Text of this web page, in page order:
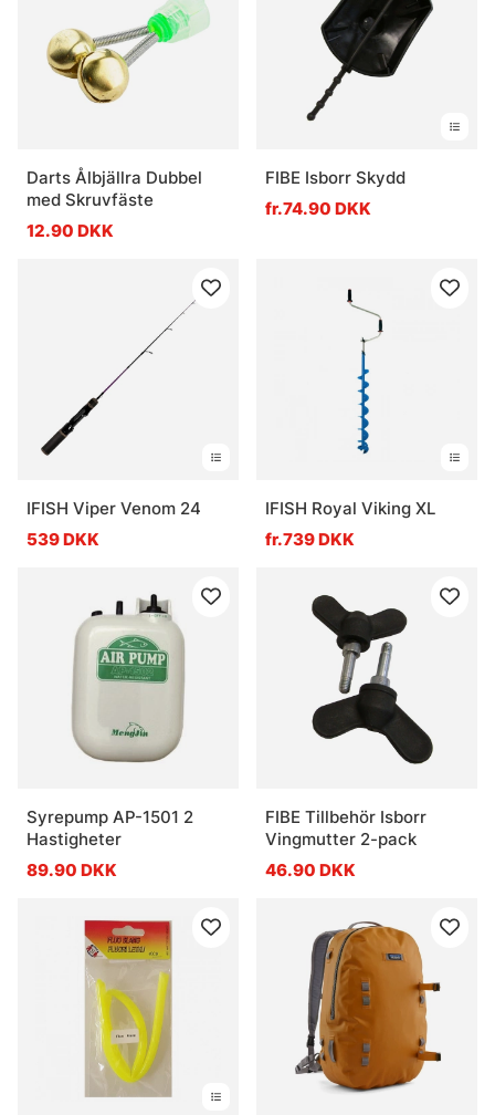
Darts Ålbjällra Dubbel
med Skruvfäste
12.90 DKK
FIBE Isborr Skydd
fr.74.90 DKK
IFISH Viper Venom 24
539 DKK
IFISH Royal Viking XL
fr.739 DKK
Syrepump AP-1501 2
Hastigheter
89.90 DKK
FIBE Tillbehör Isborr
Vingmutter 2-pack
46.90 DKK